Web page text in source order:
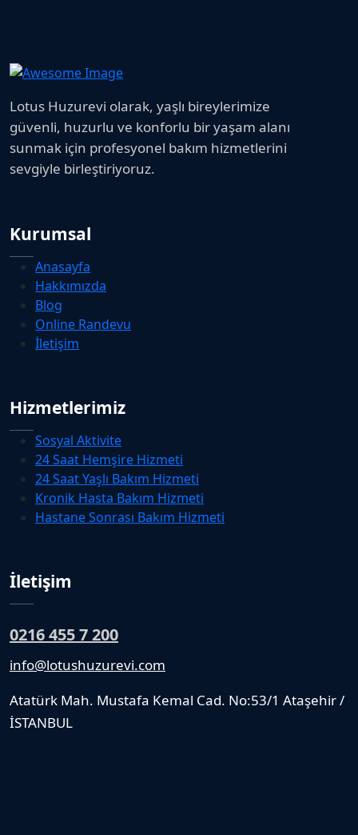
Lotus Huzurevi olarak, yaşlı bireylerimize
güvenli, huzurlu ve konforlu bir yaşam alanı
sunmak için profesyonel bakım hizmetlerini
sevgiyle birleştiriyoruz.
Kurumsal
Anasayfa
Hakkımızda
Blog
Online Randevu
İletişim
Hizmetlerimiz
Sosyal Aktivite
24 Saat Hemşire Hizmeti
24 Saat Yaşlı Bakım Hizmeti
Kronik Hasta Bakım Hizmeti
Hastane Sonrası Bakım Hizmeti
İletişim
0216 455 7 200
info@lotushuzurevi.com
Atatürk Mah. Mustafa Kemal Cad. No:53/1 Ataşehir /
İSTANBUL